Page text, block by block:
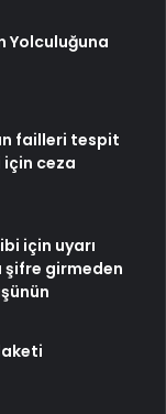
Yolculuğuna
failleri tespit
ceza
için uyarı
şifre girmeden